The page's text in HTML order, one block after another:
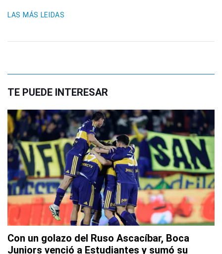
LAS MÁS LEIDAS
TE PUEDE INTERESAR
Con un golazo del Ruso Ascacíbar, Boca
Juniors venció a Estudiantes y sumó su